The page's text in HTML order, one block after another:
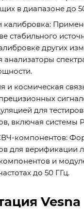
в диапазоне до
калибровка:
стабильного
других
анализаторы
и космическая
для
включая системы
компонентов:
для верификации
и
до 50 ГГц.
Vesna